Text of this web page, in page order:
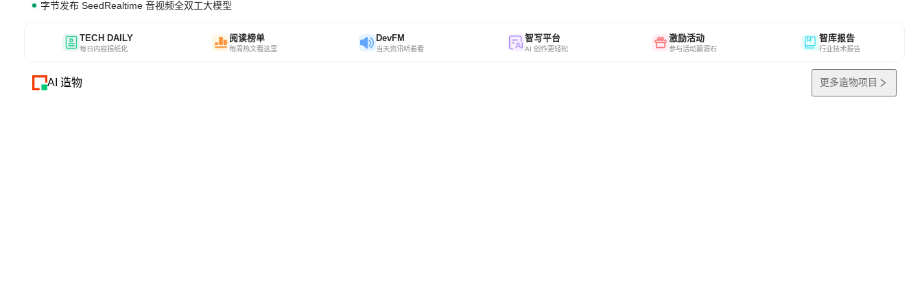
字节发布 SeedRealtime 音视频全双工大模型
TECH DAILY
每日内容报纸化
阅读榜单
每周热文看这里
DevFM
当天资讯听着看
智写平台
AI 创作更轻松
激励活动
参与活动赢源石
智库报告
行业技术报告
AI 造物 更多造物项目